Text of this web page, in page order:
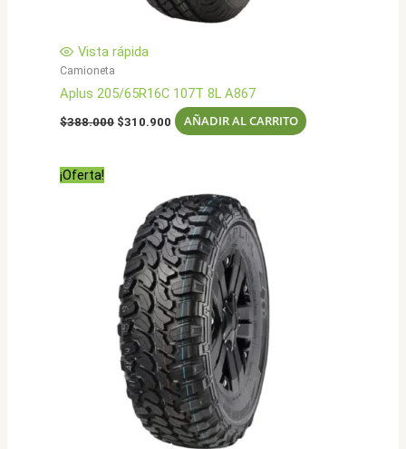
Vista rápida
Camioneta
Aplus 205/65R16C 107T 8L A867
$388.000 El
$310.900 El
precio
AÑADIR AL CARRITO
¡Oferta!